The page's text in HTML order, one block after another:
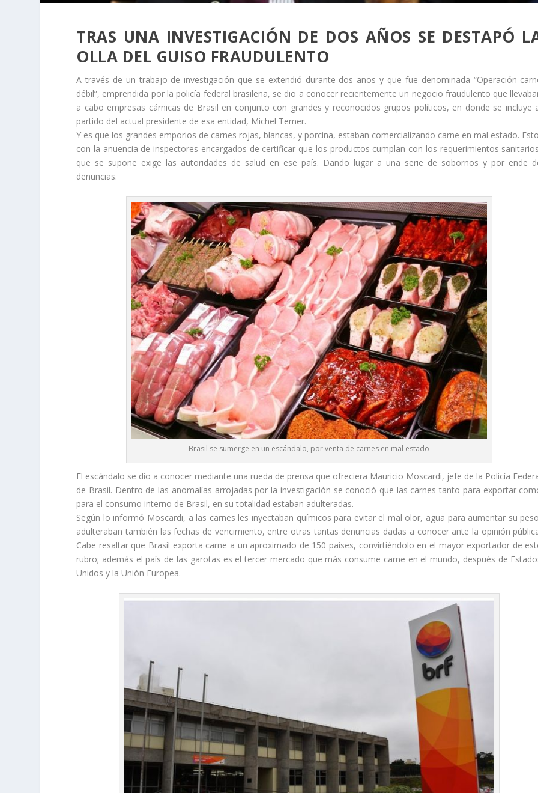
TRAS UNA INVESTIGACIÓN DE DOS AÑOS SE DESTAPÓ
OLLA DEL GUISO FRAUDULENTO
A través de un trabajo de investigación que se extendió durante dos años y que fue denominada “Operación
débil”, emprendida por la policía federal brasileña, se dio a conocer recientemente un negocio fraudulento que
a cabo empresas cárnicas de Brasil en conjunto con grandes y reconocidos grupos políticos, en donde se incluye
partido del actual presidente de esa entidad, Michel Temer.
Y es que los grandes emporios de carnes rojas, blancas, y porcina, estaban comercializando carne en mal estado.
con la anuencia de inspectores encargados de certificar que los productos cumplan con los requerimientos
que se supone exige las autoridades de salud en ese país. Dando lugar a una serie de sobornos y por ende
denuncias.
Brasil se sumerge en un escándalo, por venta de carnes en mal estado
El escándalo se dio a conocer mediante una rueda de prensa que ofreciera Mauricio Moscardi, jefe de la Policía
de Brasil. Dentro de las anomalías arrojadas por la investigación se conoció que las carnes tanto para exportar
para el consumo interno de Brasil, en su totalidad estaban adulteradas.
Según lo informó Moscardi, a las carnes les inyectaban químicos para evitar el mal olor, agua para aumentar su
adulteraban también las fechas de vencimiento, entre otras tantas denuncias dadas a conocer ante la opinión
Cabe resaltar que Brasil exporta carne a un aproximado de 150 países, convirtiéndolo en el mayor exportador de
rubro; además el país de las garotas es el tercer mercado que más consume carne en el mundo, después de
Unidos y la Unión Europea.